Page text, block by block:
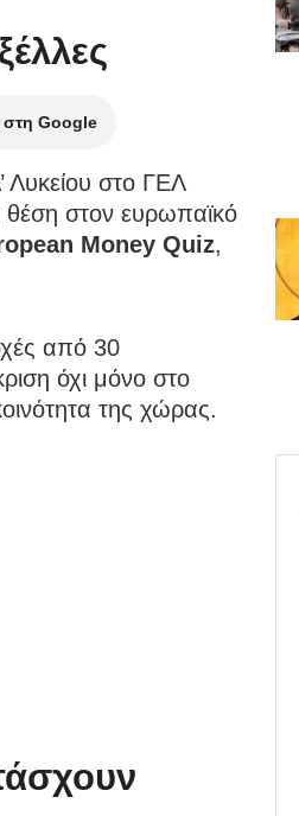
στη Google
Λυκείου στο ΓΕΛ
στον ευρωπαϊκό
Money Quiz,
από 30
όχι μόνο στο
της χώρας.